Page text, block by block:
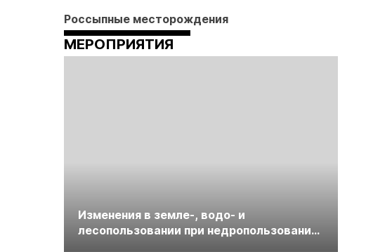
Россыпные месторождения
МЕРОПРИЯТИЯ
Изменения в земле-, водо- и
лесопользовании при недропользовании